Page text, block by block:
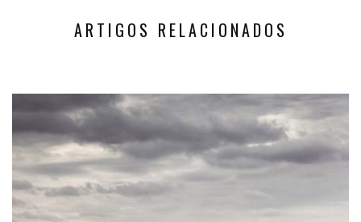
ARTIGOS RELACIONADOS